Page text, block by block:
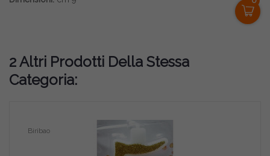
2 Altri Prodotti Della Stessa
Categoria:
Biribao